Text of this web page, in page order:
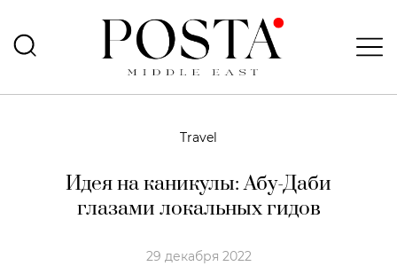
Travel
Идея на каникулы: Абу-Даби
глазами локальных гидов
29 декабря 2022